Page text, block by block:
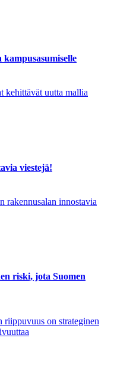
kehittävät uutta mallia
viestejä!
rakennusalan innostavia
riski, jota Suomen
on strateginen